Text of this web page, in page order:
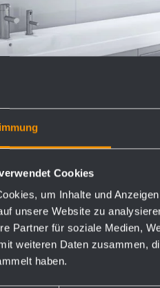
Cookies
um Inhalte und
unsere Website zu
Partner für soziale Medien,
weiteren Daten zusammen,
haben.